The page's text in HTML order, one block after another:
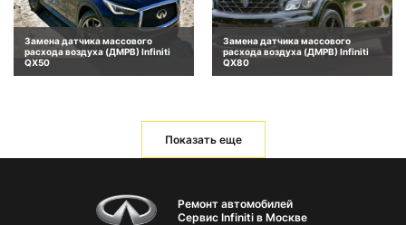
Замена датчика массового
расхода воздуха (ДМРВ) Infiniti
QX50
Замена датчика массового
расхода воздуха (ДМРВ) Infiniti
QX80
Показать еще
Ремонт автомобилей
Сервис Infiniti в Москве